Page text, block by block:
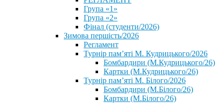
Група «1»
Група «2»
Фінал (студенти/2026)
⁨Зимова першість/2026⁩
Регламент
Турнір пам’яті М. Кудрицького/2026
Бомбардири (М.Кудрицького/26)
Картки (М.Кудрицького/26)
Турнір пам’яті М. Білого/2026
Бомбардири (М.Білого/26)
Картки (М.Білого/26)